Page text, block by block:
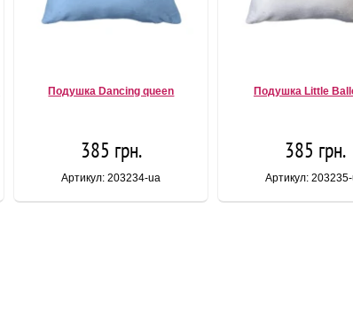
Подушка Dancing queen
385 грн.
Артикул: 203234-ua
Подушка Little
385 грн.
Артикул: